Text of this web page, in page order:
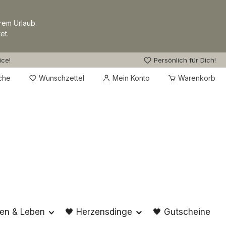
Urlaub.
Persönlich für Dich!
Wunschzettel Du hast 0 Produkte auf dem Merkzettel
Mein Konto Warenkorb
& Leben 🖤 Herzensdinge 🖤 Gutscheine